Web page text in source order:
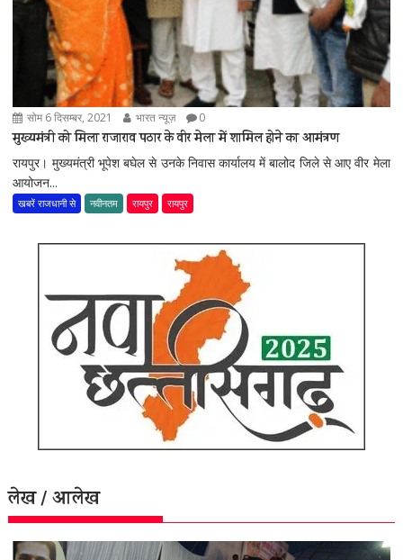
सोम 6 दिसम्बर, 2021 भारत न्यूज़ 0
मुख्यमंत्री को मिला राजाराव पठार के वीर मेला में शामिल होने का आमंत्रण
रायपुर। मुख्यमंत्री भूपेश बघेल से उनके निवास कार्यालय में बालोद जिले से आए वीर मेला
आयोजन...
खबरें राजधानी से नवीनतम रायपुर रायपुर
लेख / आलेख